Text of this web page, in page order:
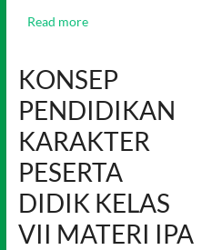
Read more
KONSEP
PENDIDIKAN
KARAKTER
PESERTA
DIDIK KELAS
VII MATERI IPA